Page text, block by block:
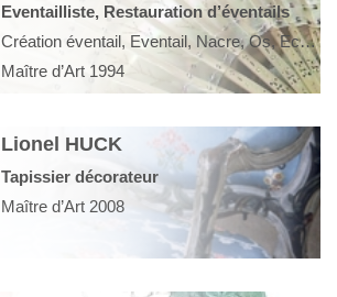
Eventailliste, Restauration d’éventails
Création éventail, Eventail, Nacre, Os, Ecaille, Bois, Corne, Plume, Dentelle, Soie
Maître d’Art 1994
Lionel HUCK
Tapissier décorateur
Maître d’Art 2008